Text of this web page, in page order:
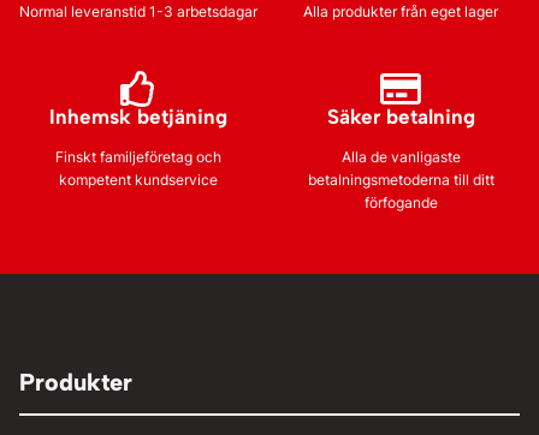
Normal leveranstid 1-3 arbetsdagar Alla produkter från eget lager
Inhemsk betjäning
Finskt familjeföretag och
kompetent kundservice
Säker betalning
Alla de vanligaste
betalningsmetoderna till ditt
förfogande
Produkter